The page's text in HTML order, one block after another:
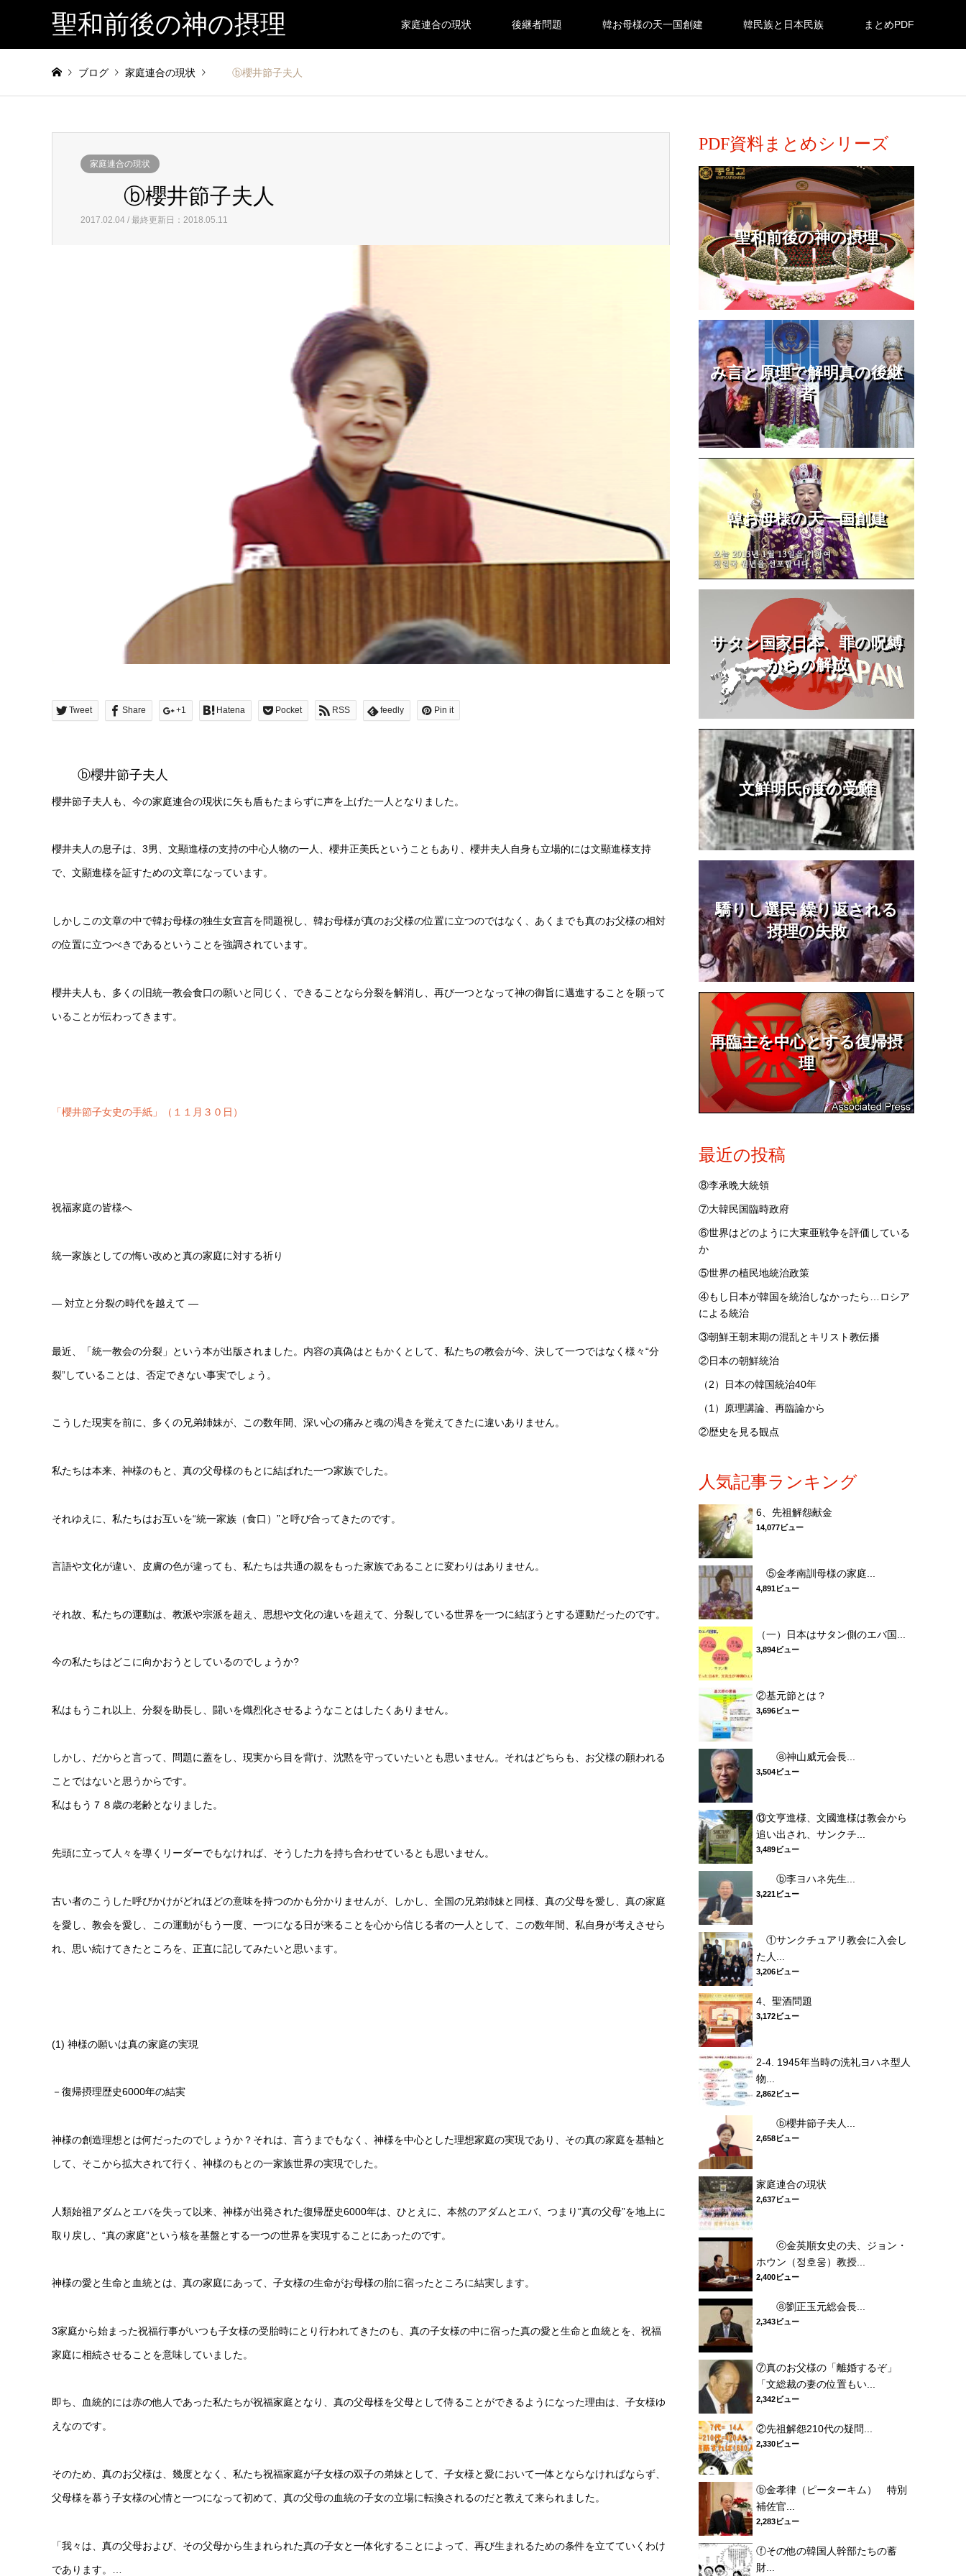
聖和前後の神の摂理 家庭連合の現状 後継者問題 韓お母様の天一国創建 韓民族と日本民族 まとめPDF
ブログ 家庭連合の現状 ⓑ櫻井節子夫人
家庭連合の現状
ⓑ櫻井節子夫人
2017.02.04 / 最終更新日：2018.05.11
Tweet Share +1 Hatena Pocket RSS feedly Pin it
ⓑ櫻井節子夫人
櫻井節子夫人も、今の家庭連合の現状に矢も盾もたまらずに声を上げた一人となりました。
櫻井夫人の息子は、3男、文顯進様の支持の中心人物の一人、櫻井正美氏ということもあり、櫻井夫人自身も立場的には文顯進様支持
で、文顯進様を証すための文章になっています。
しかしこの文章の中で韓お母様の独生女宣言を問題視し、韓お母様が真のお父様の位置に立つのではなく、あくまでも真のお父様の相対
の位置に立つべきであるということを強調されています。
櫻井夫人も、多くの旧統一教会食口の願いと同じく、できることなら分裂を解消し、再び一つとなって神の御旨に邁進することを願って
いることが伝わってきます。
「櫻井節子女史の手紙」（１１月３０日）
祝福家庭の皆様へ
統一家族としての悔い改めと真の家庭に対する祈り
― 対立と分裂の時代を越えて ―
最近、「統一教会の分裂」という本が出版されました。内容の真偽はともかくとして、私たちの教会が今、決して一つではなく様々“分
裂”していることは、否定できない事実でしょう。
こうした現実を前に、多くの兄弟姉妹が、この数年間、深い心の痛みと魂の渇きを覚えてきたに違いありません。
私たちは本来、神様のもと、真の父母様のもとに結ばれた一つ家族でした。
それゆえに、私たちはお互いを“統一家族（食口）”と呼び合ってきたのです。
言語や文化が違い、皮膚の色が違っても、私たちは共通の親をもった家族であることに変わりはありません。
それ故、私たちの運動は、教派や宗派を超え、思想や文化の違いを超えて、分裂している世界を一つに結ぼうとする運動だったのです。
今の私たちはどこに向かおうとしているのでしょうか?
私はもうこれ以上、分裂を助長し、闘いを熾烈化させるようなことはしたくありません。
しかし、だからと言って、問題に蓋をし、現実から目を背け、沈黙を守っていたいとも思いません。それはどちらも、お父様の願われる
ことではないと思うからです。
私はもう７８歳の老齢となりました。
先頭に立って人々を導くリーダーでもなければ、そうした力を持ち合わせているとも思いません。
古い者のこうした呼びかけがどれほどの意味を持つのかも分かりませんが、しかし、全国の兄弟姉妹と同様、真の父母を愛し、真の家庭
を愛し、教会を愛し、この運動がもう一度、一つになる日が来ることを心から信じる者の一人として、この数年間、私自身が考えさせら
れ、思い続けてきたところを、正直に記してみたいと思います。
(1) 神様の願いは真の家庭の実現
－復帰摂理歴史6000年の結実
神様の創造理想とは何だったのでしょうか？それは、言うまでもなく、神様を中心とした理想家庭の実現であり、その真の家庭を基軸と
して、そこから拡大されて行く、神様のもとの一家族世界の実現でした。
人類始祖アダムとエバを失って以来、神様が出発された復帰歴史6000年は、ひとえに、本然のアダムとエバ、つまり“真の父母”を地上に
取り戻し、“真の家庭”という核を基盤とする一つの世界を実現することにあったのです。
神様の愛と生命と血統とは、真の家庭にあって、子女様の生命がお母様の胎に宿ったところに結実します。
3家庭から始まった祝福行事がいつも子女様の受胎時にとり行われてきたのも、真の子女様の中に宿った真の愛と生命と血統とを、祝福
家庭に相続させることを意味していました。
即ち、血統的には赤の他人であった私たちが祝福家庭となり、真の父母様を父母として侍ることができるようになった理由は、子女様ゆ
えなのです。
そのため、真のお父様は、幾度となく、私たち祝福家庭が子女様の双子の弟妹として、子女様と愛において一体とならなければならず、
父母様を慕う子女様の心情と一つになって初めて、真の父母の血統の子女の立場に転換されるのだと教えて来られました。
「我々は、真の父母および、その父母から生まれられた真の子女と一体化することによって、再び生まれるための条件を立てていくわけ
であります。…
PDF資料まとめシリーズ
聖和前後の神の摂理
み言と原理で解明真の後継
者
韓お母様の天一国創建
サタン国家日本、罪の呪縛
からの解放
文鮮明氏6度の受難
驕りし選民 繰り返される
摂理の失敗
再臨主を中心とする復帰摂
理
最近の投稿
⑧李承晩大統領
⑦大韓民国臨時政府
⑥世界はどのように大東亜戦争を評価している
か
⑤世界の植民地統治政策
④もし日本が韓国を統治しなかったら…ロシア
による統治
③朝鮮王朝末期の混乱とキリスト教伝播
②日本の朝鮮統治
（2）日本の韓国統治40年
（1）原理講論、再臨論から
②歴史を見る観点
人気記事ランキング
6、先祖解怨献金
14,077ビュー
⑤金孝南訓母様の家庭...
4,891ビュー
（一）日本はサタン側のエバ国...
3,894ビュー
②基元節とは？
3,696ビュー
ⓐ神山威元会長...
3,504ビュー
⑬文亨進様、文國進様は教会から
追い出され、サンクチ...
3,489ビュー
ⓑ李ヨハネ先生...
3,221ビュー
①サンクチュアリ教会に入会し
た人...
3,206ビュー
4、聖酒問題
3,172ビュー
2-4. 1945年当時の洗礼ヨハネ型人
物...
2,862ビュー
ⓑ櫻井節子夫人...
2,658ビュー
家庭連合の現状
2,637ビュー
ⓒ金英順女史の夫、ジョン・
ホウン（정호웅）教授...
2,400ビュー
ⓐ劉正玉元総会長...
2,343ビュー
⑦真のお父様の「離婚するぞ」
「文総裁の妻の位置もい...
2,342ビュー
②先祖解怨210代の疑問...
2,330ビュー
ⓑ金孝律（ピーターキム） 特別
補佐官...
2,283ビュー
ⓕその他の韓国人幹部たちの蓄
財...